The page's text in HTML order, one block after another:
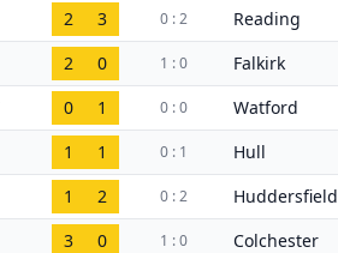
2 3 0 : 2 Reading
2 0 1 : 0 Falkirk
0 1 0 : 0 Watford
1 1 0 : 1 Hull
1 2 0 : 2 Huddersfield
3 0 1 : 0 Colchester